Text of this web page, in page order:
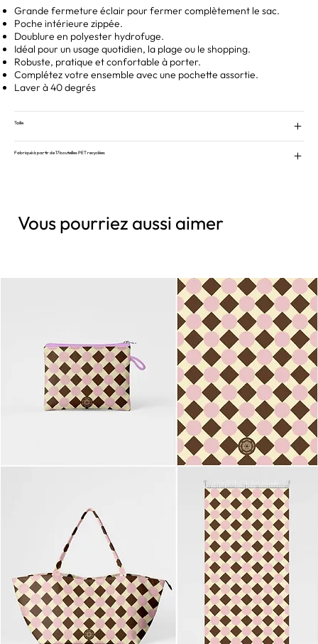
Grande fermeture éclair pour fermer complètement le sac.
Poche intérieure zippée.
Doublure en polyester hydrofuge.
Idéal pour un usage quotidien, la plage ou le shopping.
Robuste, pratique et confortable à porter.
Complétez votre ensemble avec une pochette assortie.
Laver à 40 degrés
Taille
Fabriqué à partir de 17 bouteilles PET recyclées
Vous pourriez aussi aimer